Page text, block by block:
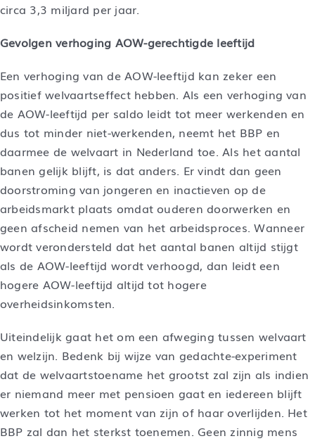
circa 3,3 miljard per jaar.
Gevolgen verhoging AOW-gerechtigde leeftijd
Een verhoging van de AOW-leeftijd kan zeker een
positief welvaartseffect hebben. Als een verhoging van
de AOW-leeftijd per saldo leidt tot meer werkenden en
dus tot minder niet-werkenden, neemt het BBP en
daarmee de welvaart in Nederland toe. Als het aantal
banen gelijk blijft, is dat anders. Er vindt dan geen
doorstroming van jongeren en inactieven op de
arbeidsmarkt plaats omdat ouderen doorwerken en
geen afscheid nemen van het arbeidsproces. Wanneer
wordt verondersteld dat het aantal banen altijd stijgt
als de AOW-leeftijd wordt verhoogd, dan leidt een
hogere AOW-leeftijd altijd tot hogere
overheidsinkomsten.
Uiteindelijk gaat het om een afweging tussen welvaart
en welzijn. Bedenk bij wijze van gedachte-experiment
dat de welvaartstoename het grootst zal zijn als indien
er niemand meer met pensioen gaat en iedereen blijft
werken tot het moment van zijn of haar overlijden. Het
BBP zal dan het sterkst toenemen. Geen zinnig mens